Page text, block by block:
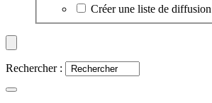
Créer une liste de diffusion
Rechercher :